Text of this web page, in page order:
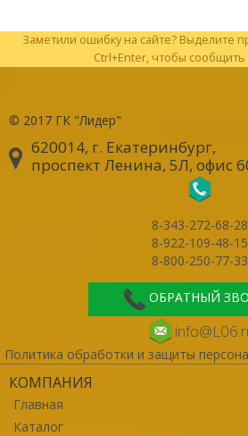
Заметили ошибку на сайте? Выделите
Ctrl+Enter, чтобы
© 2017 ГК "Лидер"
620014, г. Екатеринбург,
проспект Ленина, 5Л, офис
8-343-272-68-28
8-922-109-48-15
8-800-250-77-33
ОБРАТНЫЙ
Политика обработки и защиты
КОМПАНИЯ
Главная
Каталог